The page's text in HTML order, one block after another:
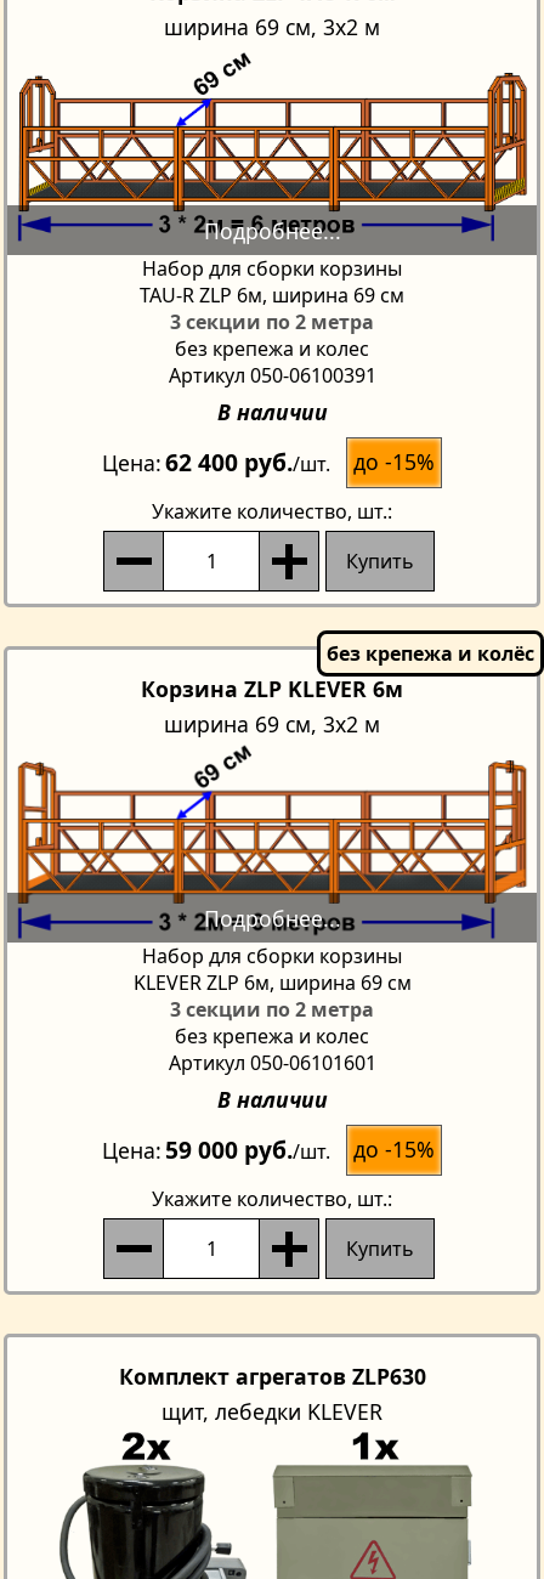
ширина 69 см, 3x2 м
Набор для сборки корзины
TAU-R ZLP 6м, ширина 69 см
3 секции по 2 метра
без крепежа и колес
Артикул 050-06100391
В наличии
Цена 62 400 руб./шт. до -15%
Укажите количество, шт.:
Купить
Корзина ZLP KLEVER 6м
ширина 69 см, 3x2 м
Набор для сборки корзины
KLEVER ZLP 6м, ширина 69 см
3 секции по 2 метра
без крепежа и колес
Артикул 050-06101601
В наличии
Цена 59 000 руб./шт. до -15%
Укажите количество, шт.:
Купить
Комплект агрегатов ZLP630
щит, лебедки KLEVER